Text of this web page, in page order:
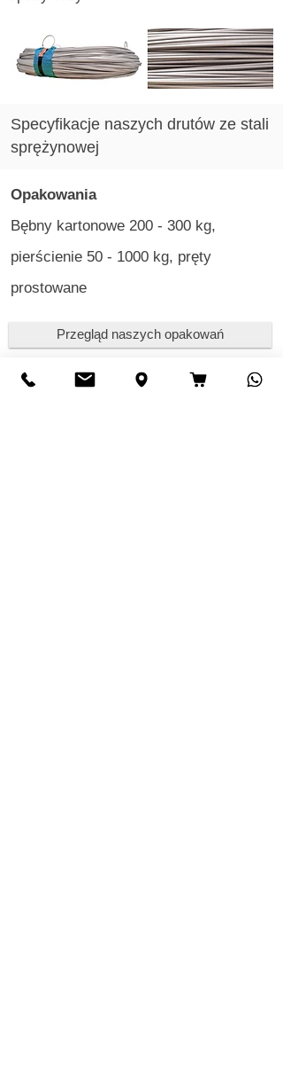
Specyfikacje naszych drutów ze stali
sprężynowej
Opakowania
Bębny kartonowe 200 - 300 kg,
pierścienie 50 - 1000 kg, pręty
prostowane
Przegląd naszych opakowań
Powierzchnie